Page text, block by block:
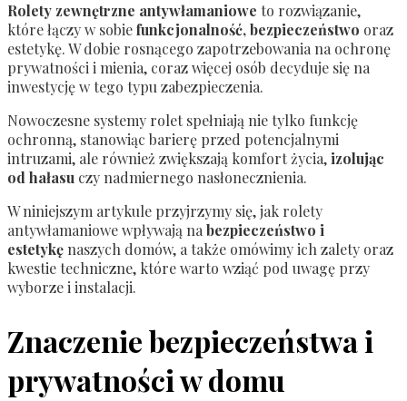
Rolety zewnętrzne antywłamaniowe to rozwiązanie,
które łączy w sobiefunkcjonalność, bezpieczeństwo oraz
estetykę. W dobie rosnącego zapotrzebowania na ochronę
prywatności i mienia, coraz więcej osób decyduje się na
inwestycję w tego typu zabezpieczenia.
Nowoczesne systemy rolet spełniają nie tylko funkcję
ochronną, stanowiąc barierę przed potencjalnymi
intruzami, ale również zwiększają komfort życia,izolując
od hałasu czy nadmiernego nasłonecznienia.
W niniejszym artykule przyjrzymy się, jak rolety
antywłamaniowe wpływają nabezpieczeństwo i
estetykęnaszych domów, a także omówimy ich zalety oraz
kwestie techniczne, które warto wziąć pod uwagę przy
wyborze i instalacji.
Znaczenie bezpieczeństwa i
prywatności w domu